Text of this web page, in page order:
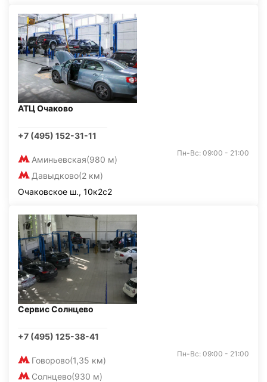
АТЦ Очаково
+7 (495) 152-31-11
Аминьевская(980 м)
Давыдково(2 км)
Пн-Вс: 09:00 - 21:00
Очаковское ш., 10к2с2
Сервис Солнцево
+7 (495) 125-38-41
Говорово(1,35 км)
Солнцево(930 м)
Пн-Вс: 09:00 - 21:00